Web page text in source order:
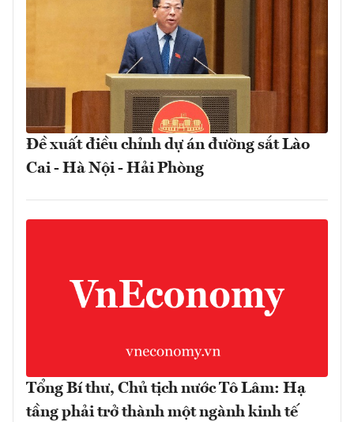
Đề xuất điều chỉnh dự án đường sắt Lào
Cai - Hà Nội - Hải Phòng
Tổng Bí thư, Chủ tịch nước Tô Lâm: Hạ
tầng phải trở thành một ngành kinh tế